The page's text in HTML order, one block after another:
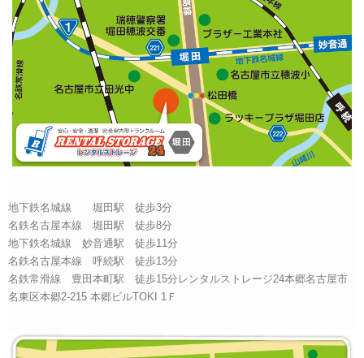
地下鉄名城線 堀田駅 徒歩3分
名鉄名古屋本線 堀田駅 徒歩8分
地下鉄名城線 妙音通駅 徒歩11分
名鉄名古屋本線 呼続駅 徒歩13分
名鉄常滑線 豊田本町駅 徒歩15分レンタルストレージ24本郷名古屋市
名東区本郷2-215 本郷ビルTOKI 1Ｆ